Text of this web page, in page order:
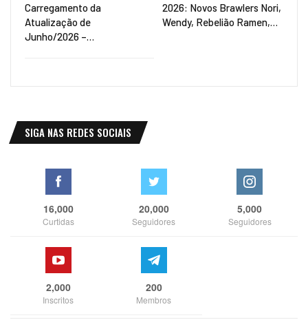
Carregamento da
Atualização de
Junho/2026 –…
2026: Novos Brawlers Nori,
Wendy, Rebelião Ramen,…
SIGA NAS REDES SOCIAIS
16,000
Curtidas
20,000
Seguidores
5,000
Seguidores
2,000
Inscritos
200
Membros